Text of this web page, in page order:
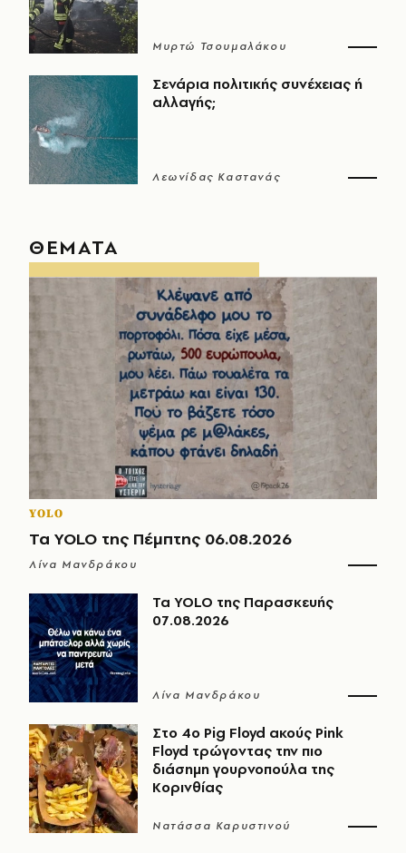
Μυρτώ Τσουμαλάκου
Σενάρια πολιτικής συνέχειας ή
αλλαγής;
Λεωνίδας Καστανάς
ΘΕΜΑΤΑ
YOLO
Τα YOLO της Πέμπτης 06.08.2026
Λίνα Μανδράκου
Τα YOLO της Παρασκευής
07.08.2026
Λίνα Μανδράκου
Στο 4ο Pig Floyd ακούς Pink
Floyd τρώγοντας την πιο
διάσημη γουρνοπούλα της
Κορινθίας
Νατάσσα Καρυστινού